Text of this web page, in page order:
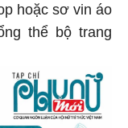
hoặc sơ vin áo
thể bộ trang